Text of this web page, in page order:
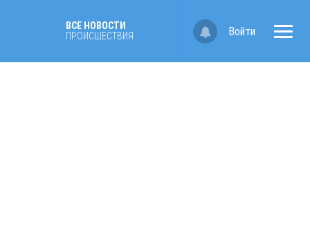
ВСЕ НОВОСТИ
ПРОИСШЕСТВИЯ
Войти